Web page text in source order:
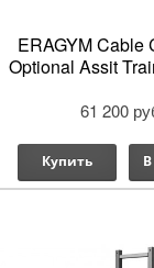
ERAGYM Cable
Optional Assit
61 200
Купить